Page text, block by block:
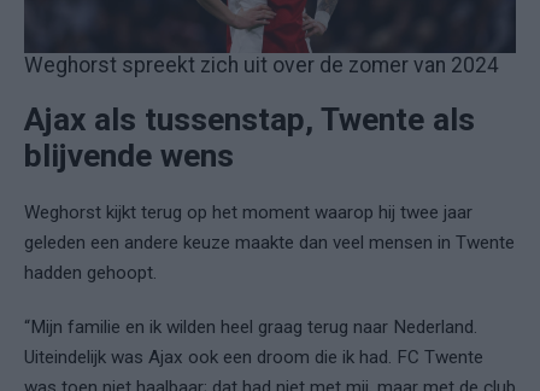
Weghorst spreekt zich uit over de zomer van 2024
Ajax als tussenstap, Twente als
blijvende wens
Weghorst kijkt terug op het moment waarop hij twee jaar
geleden een andere keuze maakte dan veel mensen in Twente
hadden gehoopt.
“Mijn familie en ik wilden heel graag terug naar Nederland.
Uiteindelijk was Ajax ook een droom die ik had. FC Twente